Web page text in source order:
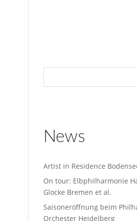
News
Artist in Residence
On tour: Elbphilharmonie
Glocke Bremen et al.
Saisoneröffnung beim
Orchester Heidelberg